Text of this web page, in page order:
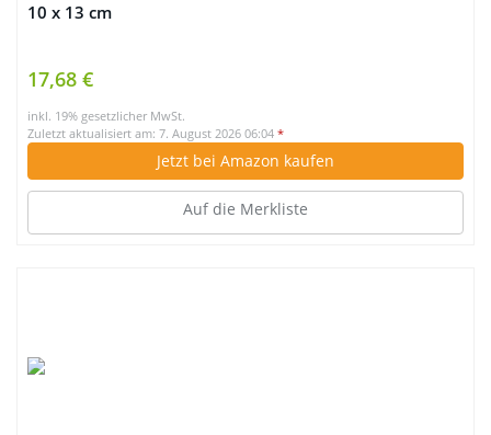
10 x 13 cm
17,68 €
inkl. 19% gesetzlicher MwSt.
Zuletzt aktualisiert am: 7. August 2026 06:04 *
Jetzt bei Amazon kaufen
Auf die Merkliste